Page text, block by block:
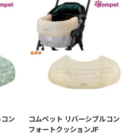
ン
コムペット リバーシブルコン
フォートクッションJF